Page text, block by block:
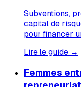
Subventions,
capital de
pour financer
Lire le guide →
Femmes